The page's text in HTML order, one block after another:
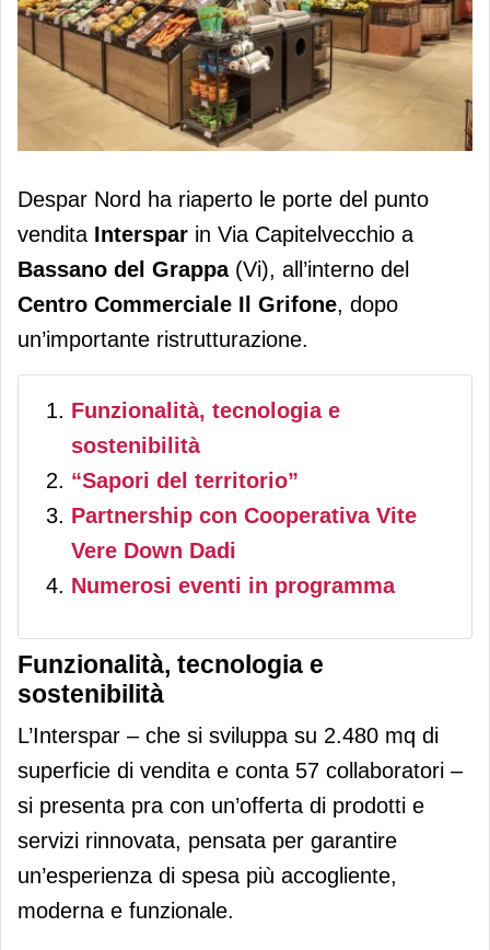
Despar Nord inaugura il rinnovato
punto vendita di Bassano del Grappa
Despar Nord ha riaperto le porte del punto
vendita Interspar in Via Capitelvecchio a
Bassano del Grappa (Vi), all’interno del
Centro Commerciale Il Grifone, dopo
un’importante ristrutturazione.
Funzionalità, tecnologia e
sostenibilità
“Sapori del territorio”
Partnership con Cooperativa Vite
Vere Down Dadi
Numerosi eventi in programma
Funzionalità, tecnologia e
sostenibilità
L’Interspar – che si sviluppa su 2.480 mq di
superficie di vendita e conta 57 collaboratori –
si presenta pra con un’offerta di prodotti e
servizi rinnovata, pensata per garantire
un’esperienza di spesa più accogliente,
moderna e funzionale.